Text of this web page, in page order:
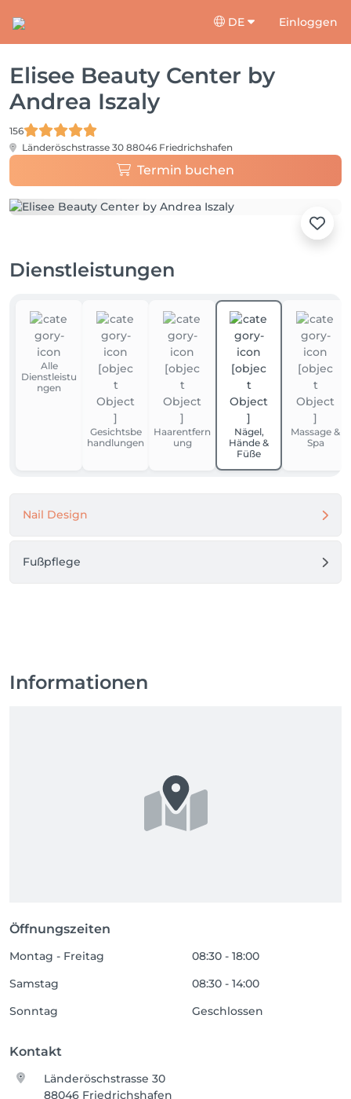
DE Einloggen
Elisee Beauty Center by
Andrea Iszaly
156
Länderöschstrasse 30 88046 Friedrichshafen
Termin buchen
Dienstleistungen
Alle
Dienstleistu
ngen
Gesichtsbe
handlungen
Haarentfern
ung
Nägel,
Hände &
Füße
Massage &
Spa
Nail Design
Fußpflege
Informationen
Öffnungszeiten
Montag - Freitag
08:30 - 18:00
Samstag
08:30 - 14:00
Sonntag
Geschlossen
Kontakt
Länderöschstrasse 30
88046 Friedrichshafen